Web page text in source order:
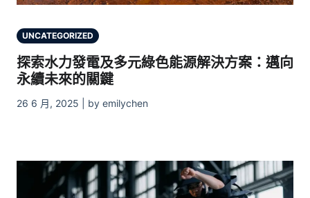
UNCATEGORIZED
探索水力發電及多元綠色能源解決方案：邁向
永續未來的關鍵
26 6 月, 2025 | by emilychen